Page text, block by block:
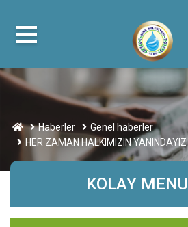
Haberler
Genel haberler
HER ZAMAN HALKIMIZIN YANINDAYIZ
KOLAY MENU